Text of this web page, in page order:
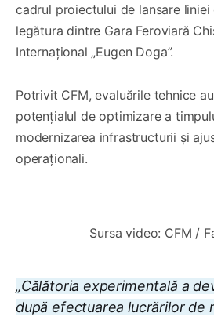
cadrul proiectului de lansare
legătura dintre Gara Feroviară
Internațional „Eugen Doga”.
Potrivit CFM, evaluările tehnice
potențialul de optimizare a
modernizarea infrastructurii și
operaționali.
Sursa video: CFM /
„Călătoria experimentală a
după efectuarea lucrărilor de